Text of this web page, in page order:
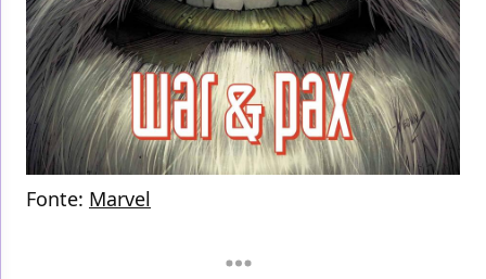
Fonte: Marvel